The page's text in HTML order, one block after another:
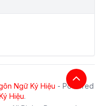
Ngữ Ký Hiệu - Powered
Hiệu.